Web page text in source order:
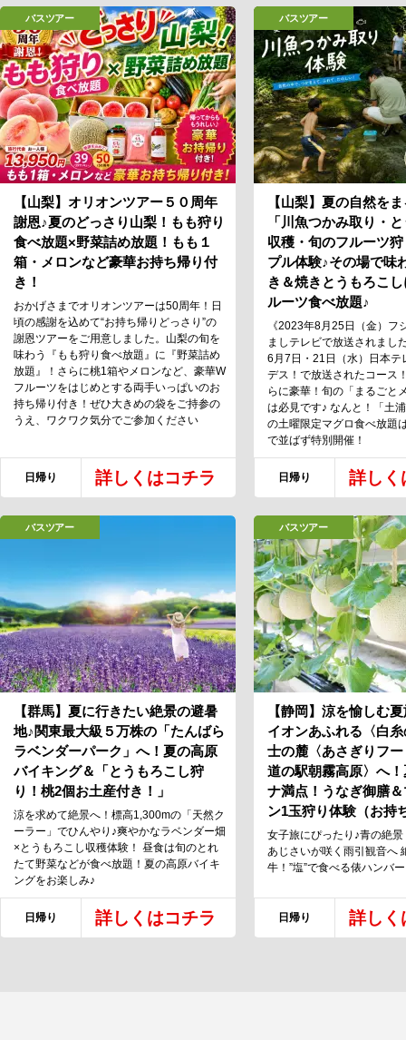
バスツアー
【山梨】オリオンツアー５０周年
謝恩♪夏のどっさり山梨！もも狩り
食べ放題×野菜詰め放題！もも１
箱・メロンなど豪華お持ち帰り付
き！
おかげさまでオリオンツアーは50周年！日
頃の感謝を込めて“お持ち帰りどっさり”の
謝恩ツアーをご用意しました。山梨の旬を
味わう『もも狩り食べ放題』に『野菜詰め
放題』！さらに桃1箱やメロンなど、豪華W
フルーツをはじめとする両手いっぱいのお
持ち帰り付き！ぜひ大きめの袋をご持参の
うえ、ワクワク気分でご参加ください
日帰り 詳しくはコチラ
バスツアー
【山梨】夏の自然を
「川魚つかみ取り・
収穫・旬のフルーツ
プル体験♪その場で味
き＆焼きとうもろこ
ルーツ食べ放題♪
《2023年8月25日（金）フ
ましテレビで放送されまし
6月7日・21日（水）日本テ
デス！で放送されたコース
らに豪華！旬の「まるごと
は必見です♪ なんと！「土
の土曜限定マグロ食べ放題
で並ばず特別開催！
日帰り 詳しく
バスツアー
【群馬】夏に行きたい絶景の避暑
地♪関東最大級５万株の「たんばら
ラベンダーパーク」へ！夏の高原
バイキング＆「とうもろこし狩
り！桃2個お土産付き！」
涼を求めて絶景へ！標高1,300mの「天然ク
ーラー」でひんやり♪爽やかなラベンダー畑
×とうもろこし収穫体験！ 昼食は旬のとれ
たて野菜などが食べ放題！夏の高原バイキ
ングをお楽しみ♪
日帰り 詳しくはコチラ
バスツアー
【静岡】涼を愉しむ
イオンあふれる〈白
士の麓〈あさぎりフ
道の駅朝霧高原〉へ
ナ満点！うなぎ御膳
ン1玉狩り体験（お持
女子旅にぴったり♪青の絶
あじさいが咲く雨引観音へ
牛！”塩”で食べる俵ハンバ
日帰り 詳しく